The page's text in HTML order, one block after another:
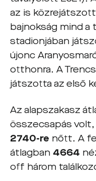
az is
bajnokság mind
stadionjában
újonc
otthonra. A
játszotta az első
Az alapszakasz
összecsapás volt,
2740-re nőtt. A
átlagban 4664
off három